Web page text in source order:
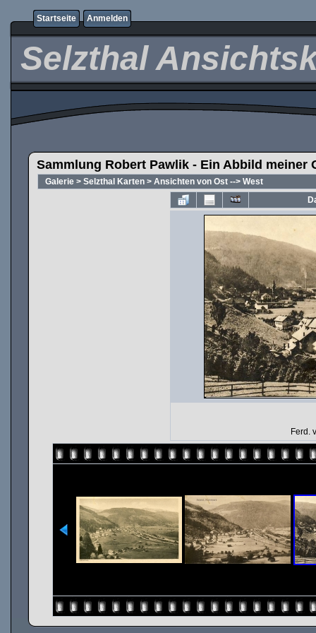
Startseite Anmelden
Selzthal
Sammlung Robert Pawlik - Ein Abbild meiner
Galerie > Selzthal Karten > Ansichten von Ost --> West
Ferd.